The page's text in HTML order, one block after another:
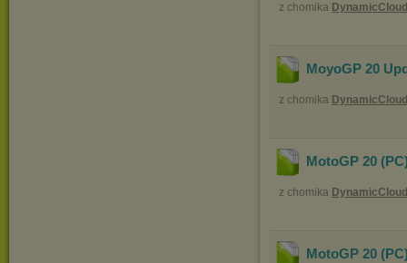
z chomika
MoyoGP 20
z chomika
MotoGP 20
z chomika
MotoGP 20